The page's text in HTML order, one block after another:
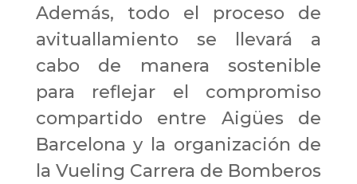
Además, todo el proceso de
avituallamiento se llevará a
cabo de manera sostenible
para reflejar el compromiso
compartido entre Aigües de
Barcelona y la organización de
la Vueling Carrera de Bomberos